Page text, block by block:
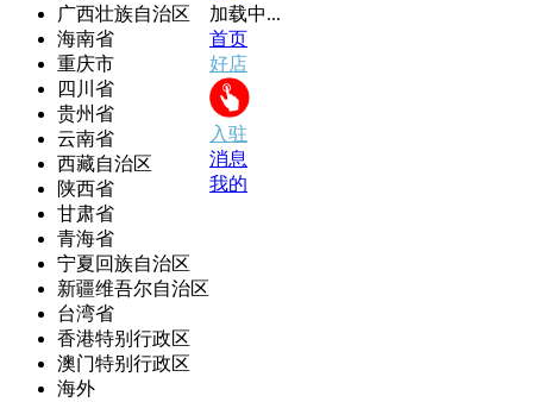
广西壮族自治区
海南省
重庆市
四川省
贵州省
云南省
西藏自治区
陕西省
甘肃省
青海省
宁夏回族自治区
新疆维吾尔自治区
台湾省
香港特别行政区
澳门特别行政区
海外
加载中...
首页
好店
入驻
消息
我的